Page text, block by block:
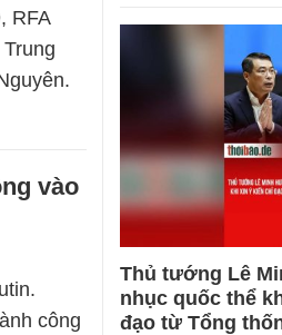
RFA
vào
công
Thủ tướng Lê
nhục quốc thể
đạo từ Tổng